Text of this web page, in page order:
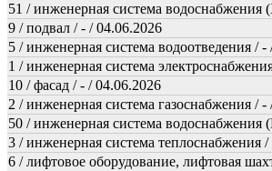
51 / инженерная система
9 / подвал / - / 04.06.2026
5 / инженерная система водоотведения / -
1 / инженерная система
10 / фасад / - / 04.06.2026
2 / инженерная система газоснабжения / -
50 / инженерная система водоснабжения
3 / инженерная система теплоснабжения
6 / лифтовое оборудование, лифтовая